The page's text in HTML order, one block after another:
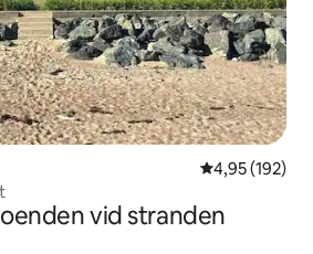
4,95 av 5 i
4,95 (192)
vid stranden